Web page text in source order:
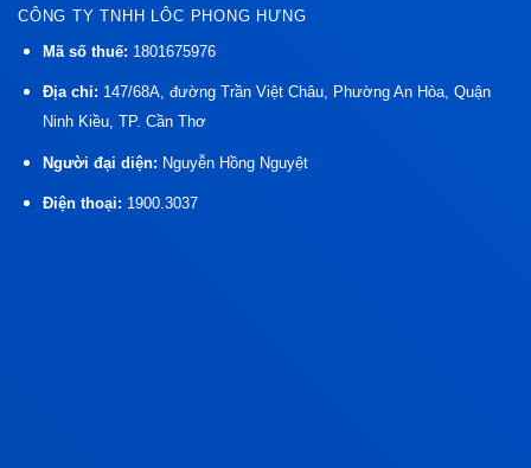
CÔNG TY TNHH LÔC PHONG HƯNG
Mã số thuế: 1801675976
Địa chỉ: 147/68A, đường Trần Việt Châu, Phường An Hòa, Quận
Ninh Kiều, TP. Cần Thơ
Người đại diện: Nguyễn Hồng Nguyệt
Điện thoại: 1900.3037